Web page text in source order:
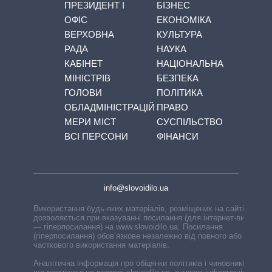
ПРЕЗИДЕНТ І
ОФІС
ВЕРХОВНА
РАДА
КАБІНЕТ
МІНІСТРІВ
ГОЛОВИ
ОБЛАДМІНІСТРАЦІЙ
МЕРИ МІСТ
ВСІ ПЕРСОНИ
БІЗНЕС
ЕКОНОМІКА
КУЛЬТУРА
НАУКА
НАЦІОНАЛЬНА
БЕЗПЕКА
ПОЛІТИКА
ПРАВО
СУСПІЛЬСТВО
ФІНАНСИ
info@slovoidilo.ua
Використання будь-яких матеріалів, розміщених на сайті,
дозволяється при вказуванні посилання (для інтернет-видань
— гіперпосилання) на www.slovoidilo.ua. Посилання
(гіперпосилання) обов’язкове незалежно від повного або
часткового використання матеріалів.
Аналітична інформація про обіцянки політиків і чиновників,